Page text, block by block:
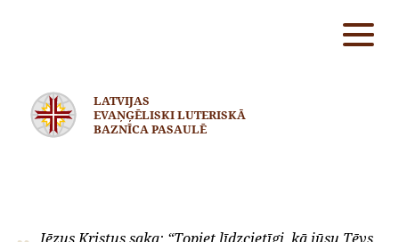
LATVIJAS
EVAŅĢĒLISKI LUTERISKĀ
BAZNĪCA PASAULĒ
Jēzus Kristus saka: “Topiet līdzcietīgi, kā jūsu Tēvs